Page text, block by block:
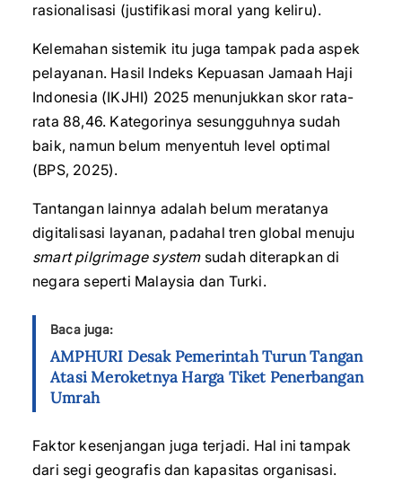
rasionalisasi (justifikasi moral yang keliru).
Kelemahan sistemik itu juga tampak pada aspek
pelayanan. Hasil Indeks Kepuasan Jamaah Haji
Indonesia (IKJHI) 2025 menunjukkan skor rata-
rata 88,46. Kategorinya sesungguhnya sudah
baik, namun belum menyentuh level optimal
(BPS, 2025).
Tantangan lainnya adalah belum meratanya
digitalisasi layanan, padahal tren global menuju
smart pilgrimage systemsudah diterapkan di
negara seperti Malaysia dan Turki.
Baca juga:
AMPHURI Desak Pemerintah Turun Tangan
Atasi Meroketnya Harga Tiket Penerbangan
Umrah
Faktor kesenjangan juga terjadi. Hal ini tampak
dari segi geografis dan kapasitas organisasi.